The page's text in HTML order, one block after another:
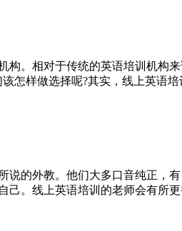
。相对于传统的英语培训机构
怎样做选择呢?其实，线上英语
的外教。他们大多口音纯正，
。线上英语培训的老师会有所